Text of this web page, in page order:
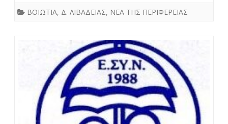
ΒΟΙΩΤΙΑ, Δ. ΛΙΒΑΔΕΙΑΣ, ΝΕΑ ΤΗΣ ΠΕΡΙΦΕΡΕΙΑΣ